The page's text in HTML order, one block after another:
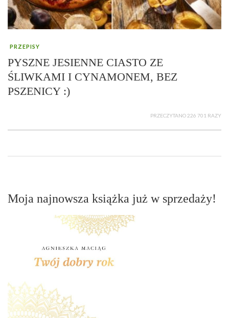
PRZEPISY
PYSZNE JESIENNE CIASTO ZE
ŚLIWKAMI I CYNAMONEM, BEZ
PSZENICY :)
PRZECZYTANO 226 701 RAZY
Moja najnowsza książka już w sprzedaży!